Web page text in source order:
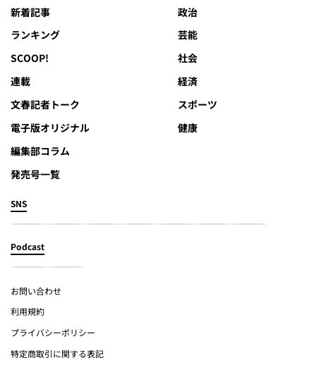
新着記事
ランキング
SCOOP!
連載
文春記者トーク
電子版オリジナル
編集部コラム
発売号一覧
政治
芸能
社会
経済
スポーツ
健康
SNS
Podcast
お問い合わせ
利用規約
プライバシーポリシー
特定商取引に関する表記